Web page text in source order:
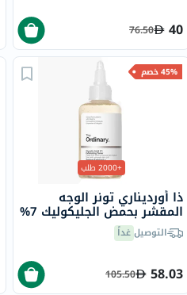
40
76.50
45% خصم
+2000 طلب
ذا أورديناري تونر الوجه
المقشر بحمض الجليكوليك 7%
لتوحيد لون البشرة 240 مل
التوصيلغداً
58.03
105.50